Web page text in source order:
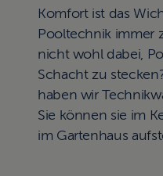
Komfort ist das
Pooltechnik immer
nicht wohl dabei,
Schacht zu
haben wir
Sie können sie im
im Gartenhaus